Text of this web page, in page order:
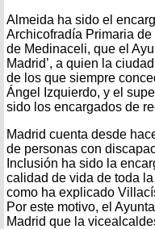
Almeida ha sido el
Archicofradía Primaria
de Medinaceli, que el
Madrid’, a quien la
de los que siempre
Ángel Izquierdo, y el
sido los encargados de
Madrid cuenta desde
de personas con
Inclusión ha sido la
calidad de vida de toda
como ha explicado
Por este motivo, el
Madrid que la